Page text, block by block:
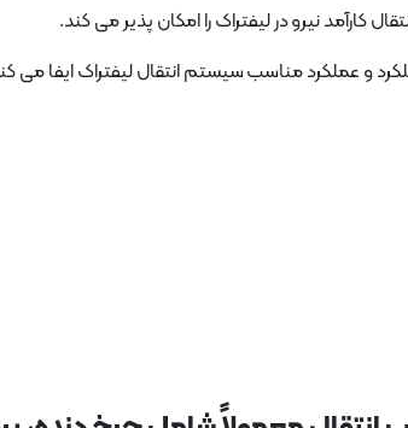
کارآمد نیرو در لیفتراک را امکان پذیر می کند.
و عملکرد مناسب سیستم انتقال لیفتراک ایفا می